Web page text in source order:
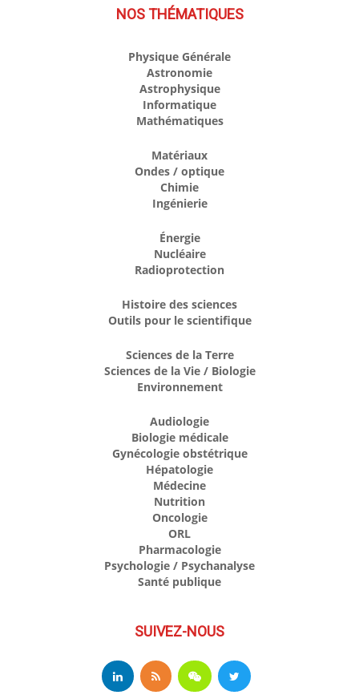
NOS THÉMATIQUES
Physique Générale
Astronomie
Astrophysique
Informatique
Mathématiques
Matériaux
Ondes / optique
Chimie
Ingénierie
Énergie
Nucléaire
Radioprotection
Histoire des sciences
Outils pour le scientifique
Sciences de la Terre
Sciences de la Vie / Biologie
Environnement
Audiologie
Biologie médicale
Gynécologie obstétrique
Hépatologie
Médecine
Nutrition
Oncologie
ORL
Pharmacologie
Psychologie / Psychanalyse
Santé publique
SUIVEZ-NOUS